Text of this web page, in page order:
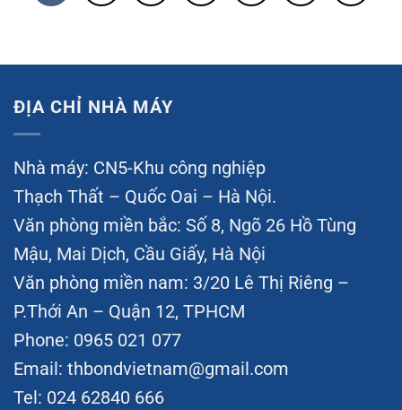
ĐỊA CHỈ NHÀ MÁY
Nhà máy: CN5-Khu công nghiệp
Thạch Thất – Quốc Oai – Hà Nội.
Văn phòng miền bắc: Số 8, Ngõ 26 Hồ Tùng
Mậu, Mai Dịch, Cầu Giấy, Hà Nội
Văn phòng miền nam: 3/20 Lê Thị Riêng –
P.Thới An – Quận 12, TPHCM
Phone: 0965 021 077
Email: thbondvietnam@gmail.com
Tel: 024 62840 666